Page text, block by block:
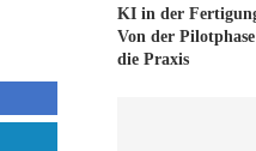
KI in der
Von der
die Praxis